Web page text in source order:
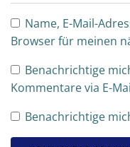
Name, E-Mail-
Browser für meinen
Benachrichtige
Kommentare via E-
Benachrichtige